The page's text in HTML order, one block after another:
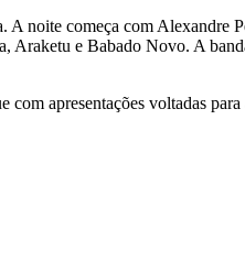
noite começa com Alexandre
e Babado Novo. A
apresentações voltadas